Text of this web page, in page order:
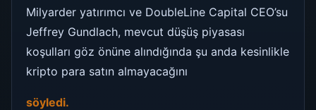
Milyarder yatırımcı ve DoubleLine Capital CEO’su
Jeffrey Gundlach, mevcut düşüş piyasası
koşulları göz önüne alındığında şu anda kesinlikle
kripto para satın almayacağını
söyledi.